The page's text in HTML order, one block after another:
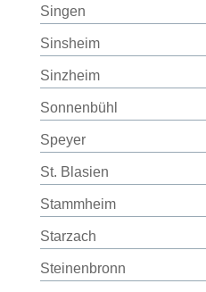
Singen
Sinsheim
Sinzheim
Sonnenbühl
Speyer
St. Blasien
Stammheim
Starzach
Steinenbronn